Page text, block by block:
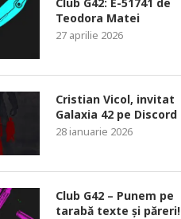
Teodora Matei
27 aprilie 2026
Cristian Vicol, invitat
Galaxia 42 pe Discord
28 ianuarie 2026
Club G42 – Punem pe
tarabă texte și păreri!